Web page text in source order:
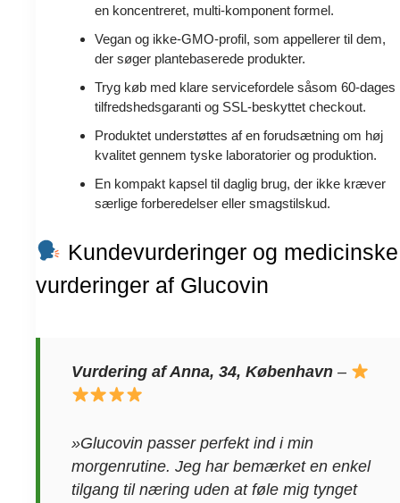
en koncentreret, multi-komponent formel.
Vegan og ikke-GMO-profil, som appellerer til dem,
der søger plantebaserede produkter.
Tryg køb med klare servicefordele såsom 60-dages
tilfredshedsgaranti og SSL-beskyttet checkout.
Produktet understøttes af en forudsætning om høj
kvalitet gennem tyske laboratorier og produktion.
En kompakt kapsel til daglig brug, der ikke kræver
særlige forberedelser eller smagstilskud.
Kundevurderinger og medicinske
vurderinger af Glucovin
Vurdering af Anna, 34, København –
»Glucovin passer perfekt ind i min
morgenrutine. Jeg har bemærket en enkel
tilgang til næring uden at føle mig tynget